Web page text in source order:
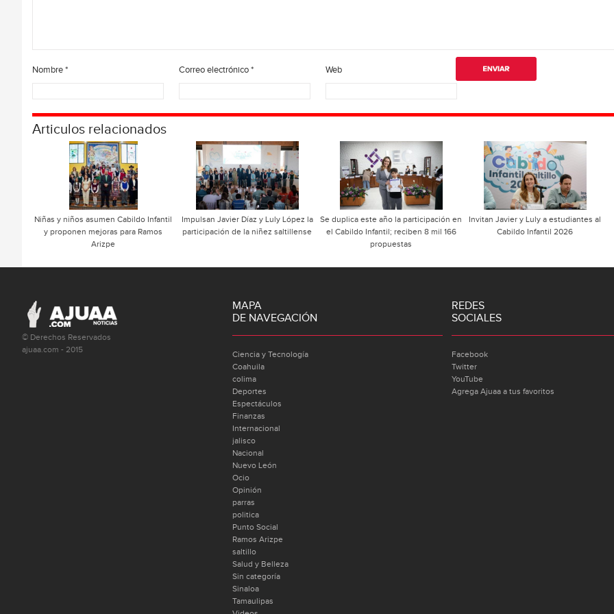
Nombre* Correo electrónico* Web
Articulos relacionados
Niñas y niños asumen Cabildo Infantil
y proponen mejoras para Ramos
Arizpe
Impulsan Javier Díaz y Luly López la
participación de la niñez saltillense
Se duplica este año la participación en
el Cabildo Infantil; reciben 8 mil 166
propuestas
Invitan Javier y Luly a estudiantes al
Cabildo Infantil 2026
© Derechos Reservados
ajuaa.com - 2015
MAPA
DE NAVEGACIÓN
Ciencia y Tecnología
Coahuila
colima
Deportes
Espectáculos
Finanzas
Internacional
jalisco
Nacional
Nuevo León
Ocio
Opinión
parras
politica
Punto Social
Ramos Arizpe
saltillo
Salud y Belleza
Sin categoría
Sinaloa
Tamaulipas
REDES
SOCIALES
Facebook
Twitter
YouTube
Agrega Ajuaa a tus favoritos